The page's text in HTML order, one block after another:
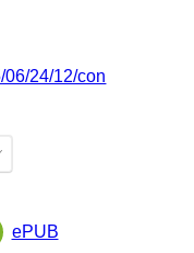
06/24/12/con
ePUB